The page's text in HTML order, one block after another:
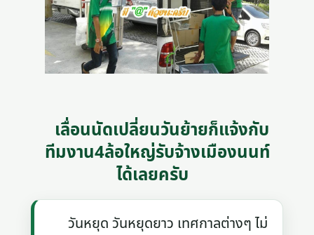
เลื่อนนัดเปลี่ยนวันย้ายก็แจ้งกับ
ทีมงาน4ล้อใหญ่รับจ้างเมืองนนท์
ได้เลยครับ
วันหยุด วันหยุดยาว เทศกาลต่างๆ ไม่